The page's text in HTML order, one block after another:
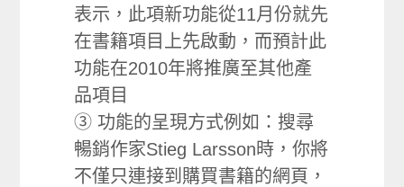
表示，此項新功能從11月份就先
在書籍項目上先啟動，而預計此
功能在2010年將推廣至其他產
品項目
③ 功能的呈現方式例如：搜尋
暢銷作家Stieg Larsson時，你將
不僅只連接到購買書籍的網頁，